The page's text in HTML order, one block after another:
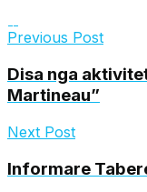
Previous Post
Disa nga
Martineau”
Next Post
Informare